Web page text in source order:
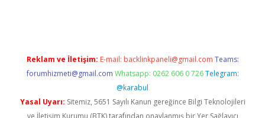
Reklam ve İletişim: E-mail: backlinkpaneli@gmail.com Teams:
forumhizmeti@gmail.com Whatsapp: 0262 606 0 726 Telegram:
@karabul
Yasal Uyarı: Sitemiz, 5651 Sayılı Kanun gereğince Bilgi Teknolojileri
ve İletişim Kurumu (BTK) tarafından onaylanmış bir Yer Sağlayıcı